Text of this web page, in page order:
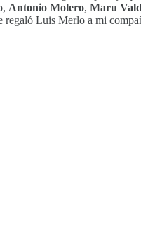
, Antonio Molero, Maru
regaló Luis Merlo a mi